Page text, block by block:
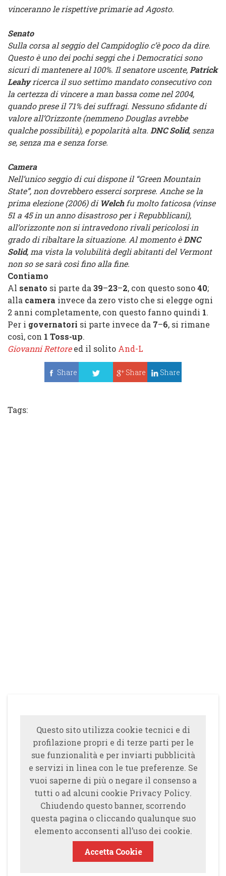
vinceranno le rispettive primarie ad Agosto.
Senato
Sulla corsa al seggio del Campidoglio c’è poco da dire.
Questo è uno dei pochi seggi che i Democratici sono
sicuri di mantenere al 100%. Il senatore uscente, Patrick
Leahyricerca il suo settimo mandato consecutivo con
la certezza di vincere a man bassa come nel 2004,
quando prese il 71% dei suffragi. Nessuno sfidante di
valore all’Orizzonte (nemmeno Douglas avrebbe
qualche possibilità), e popolarità alta. DNC Solid, senza
se, senza ma e senza forse.
Camera
Nell’unico seggio di cui dispone il “Green Mountain
State”, non dovrebbero esserci sorprese. Anche se la
prima elezione (2006) di Welch fu molto faticosa (vinse
51 a 45 in un anno disastroso per i Repubblicani),
all’orizzonte non si intravedono rivali pericolosi in
grado di ribaltare la situazione. Al momento èDNC
Solid, ma vista la volubilità degli abitanti del Vermont
non so se sarà così fino alla fine.
Contiamo
Al senato si parte da 39–23–2, con questo sono40;
alla camera invece da zero visto che si elegge ogni
2 anni completamente, con questo fanno quindi 1.
Per i governatori si parte invece da 7–6, si rimane
così, con 1 Toss-up.
Giovanni Rettoreed il solito And-L
Share
Share Share
Tags:
Questo sito utilizza cookie tecnici e di
profilazione propri e di terze parti per le
sue funzionalità e per inviarti pubblicità
e servizi in linea con le tue preferenze. Se
vuoi saperne di più o negare il consenso a
tutti o ad alcuni cookie Privacy Policy.
Chiudendo questo banner, scorrendo
questa pagina o cliccando qualunque suo
elemento acconsenti all’uso dei cookie.
Accetta Cookie